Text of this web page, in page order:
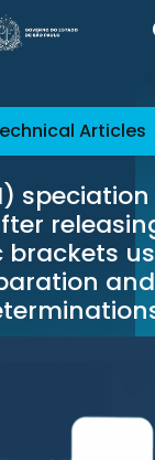
Articles
and